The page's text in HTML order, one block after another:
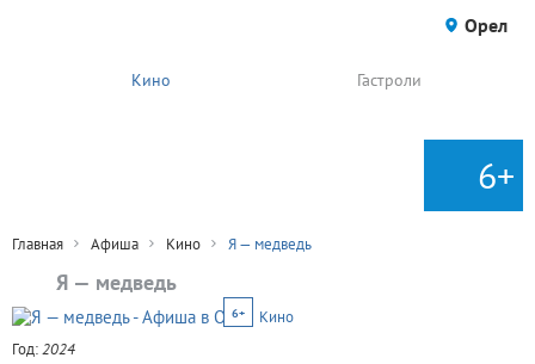
Орел
Кино Гастроли
6+
Главная Афиша Кино Я — медведь
Я — медведь
6+
Кино
Год:2024